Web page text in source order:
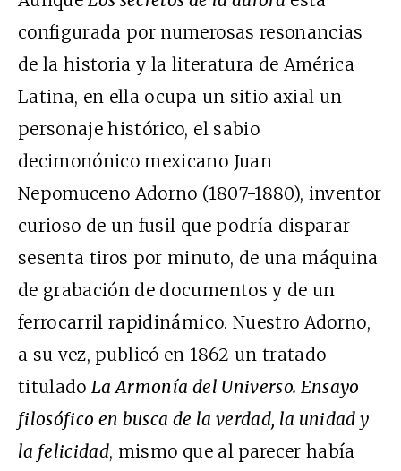
configurada por numerosas resonancias
de la historia y la literatura de América
Latina, en ella ocupa un sitio axial un
personaje histórico, el sabio
decimonónico mexicano Juan
Nepomuceno Adorno (1807-1880), inventor
curioso de un fusil que podría disparar
sesenta tiros por minuto, de una máquina
de grabación de documentos y de un
ferrocarril rapidinámico. Nuestro Adorno,
a su vez, publicó en 1862 un tratado
tituladoLa Armonía del Universo. Ensayo
filosófico en busca de la verdad, la unidad y
la felicidad, mismo que al parecer había